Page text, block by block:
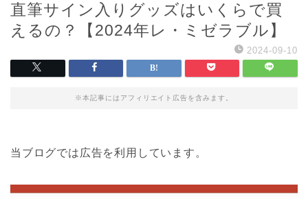
直筆サイン入りグッズはいくらで買
えるの？【2024年レ・ミゼラブル】
2024-09-10
※本記事にはアフィリエイト広告を含みます。
当ブログでは広告を利用しています。